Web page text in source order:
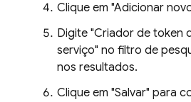
Clique em "Adicionar
Digite "Criador de token
serviço" no filtro de
nos resultados.
Clique em "Salvar" para